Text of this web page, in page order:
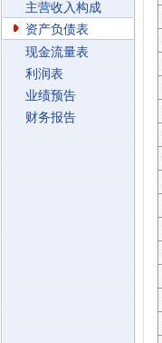
主营收入构成
资产负债表
现金流量表
利润表
业绩预告
财务报告